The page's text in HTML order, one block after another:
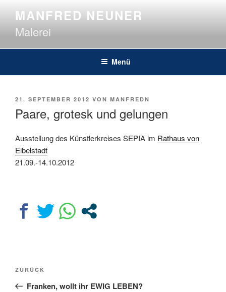
springen
MANFRED NEUNER
Malerei
Menü
VERÖFFENTLICHT
21. SEPTEMBER 2012 VON MANFREDN
Paare, grotesk und gelungen
Ausstellung des Künstlerkreises SEPIA im Rathaus von
Eibelstadt
21.09.-14.10.2012
Beitragsnavigation
Vorheriger
Beitrag
ZURÜCK
Franken, wollt ihr EWIG LEBEN?